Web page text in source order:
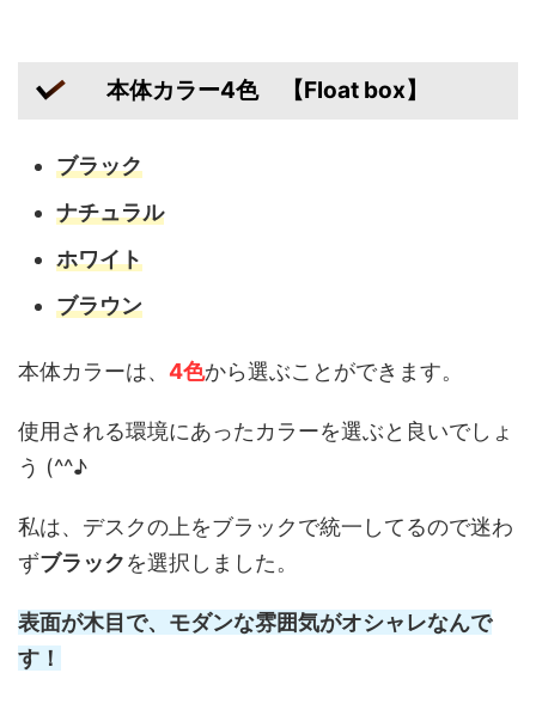
本体カラー4色 【Float box】
ブラック
ナチュラル
ホワイト
ブラウン
本体カラーは、 4色から選ぶことができます。
使用される環境にあったカラーを選ぶと良いでしょ
う (^^♪
私は、デスクの上をブラックで統一してるので迷わ
ずブラックを選択しました。
表面が木目で、モダンな雰囲気がオシャレなんで
す！